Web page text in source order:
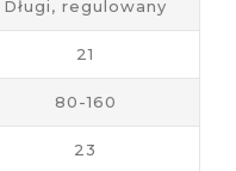
Długi, regulowany
21
80-160
23